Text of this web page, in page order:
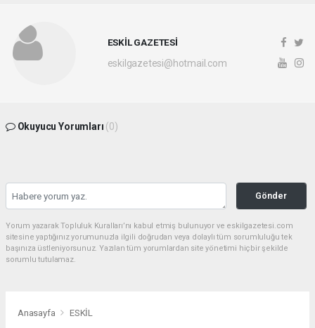
ESKİL GAZETESİ
eskilgazetesi@hotmail.com
Okuyucu Yorumları (0)
Gönder
Yorum yazarak Topluluk Kuralları’nı kabul etmiş bulunuyor ve eskilgazetesi.com
sitesine yaptığınız yorumunuzla ilgili doğrudan veya dolaylı tüm sorumluluğu tek
başınıza üstleniyorsunuz. Yazılan tüm yorumlardan site yönetimi hiçbir şekilde
sorumlu tutulamaz.
Anasayfa ESKİL